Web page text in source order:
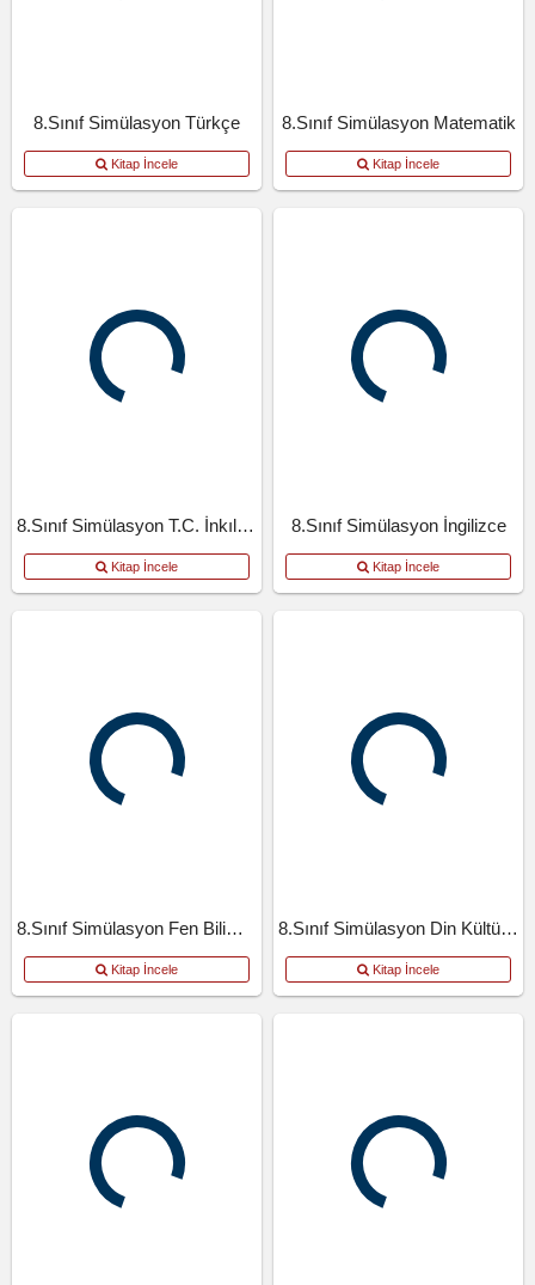
8.Sınıf Simülasyon Türkçe
Kitap İncele
8.Sınıf Simülasyon Matematik
Kitap İncele
8.Sınıf Simülasyon T.C. İnkılap Tarihi Ve Atatürkçülük
Kitap İncele
8.Sınıf Simülasyon İngilizce
Kitap İncele
8.Sınıf Simülasyon Fen Bilimleri
Kitap İncele
8.Sınıf Simülasyon Din Kültürü Ve Ahlak Bilgisi
Kitap İncele